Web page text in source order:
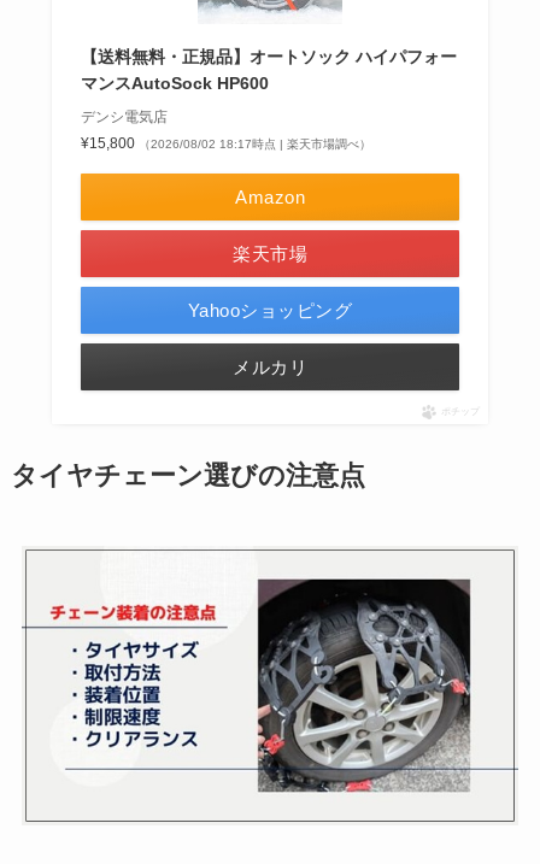
【送料無料・正規品】オートソック ハイパフォー
マンスAutoSock HP600
デンシ電気店
¥15,800
（2026/08/02 18:17時点 | 楽天市場調べ）
Amazon
楽天市場
Yahooショッピング
メルカリ
ポチップ
タイヤチェーン選びの注意点